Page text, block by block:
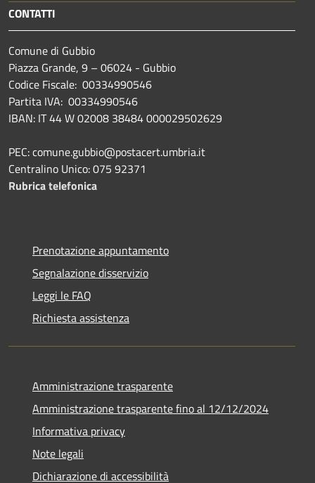
CONTATTI
Comune di Gubbio
Piazza Grande, 9 – 06024 - Gubbio
Codice Fiscale: 00334990546
Partita IVA: 00334990546
IBAN: IT 44 W 02008 38484 000029502629
PEC: comune.gubbio@postacert.umbria.it
Centralino Unico: 075 92371
Rubrica telefonica
Prenotazione appuntamento
Segnalazione disservizio
Leggi le FAQ
Richiesta assistenza
Amministrazione trasparente
Amministrazione trasparente fino al 12/12/2024
Informativa privacy
Note legali
Dichiarazione di accessibilità